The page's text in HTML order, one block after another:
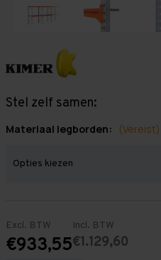
Stel zelf samen:
Materiaal legborden: (Vereist)
Excl. BTW
€933,55
Incl. BTW
€1.129,60